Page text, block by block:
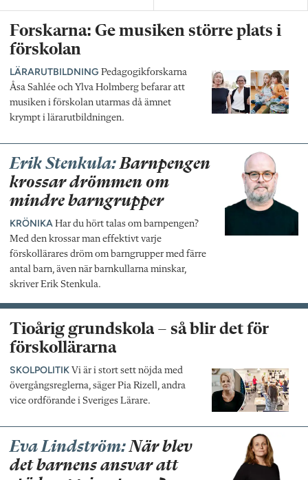
Forskarna: Ge musiken större plats i
förskolan
LÄRARUTBILDNING Pedagogikforskarna
Åsa Sahlée och Ylva Holmberg befarar att
musiken i förskolan utarmas då ämnet
krympt i lärarutbildningen.
Erik Stenkula:Barnpengen
krossar drömmen om
mindre barngrupper
KRÖNIKA Har du hört talas om barnpengen?
Med den krossar man effektivt varje
förskollärares dröm om barngrupper med färre
antal barn, även när barnkullarna minskar,
skriver Erik Stenkula.
Tioårig grundskola – så blir det för
förskollärarna
SKOLPOLITIK Vi är i stort sett nöjda med
övergångsreglerna, säger Pia Rizell, andra
vice ordförande i Sveriges Lärare.
Eva Lindström:När blev
det barnens ansvar att